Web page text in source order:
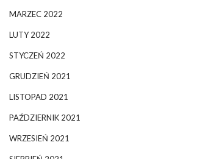
MARZEC 2022
LUTY 2022
STYCZEŃ 2022
GRUDZIEŃ 2021
LISTOPAD 2021
PAŹDZIERNIK 2021
WRZESIEŃ 2021